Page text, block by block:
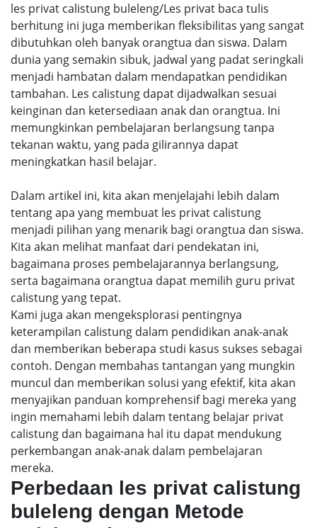
les privat calistung buleleng/Les privat baca tulis
berhitung ini juga memberikan fleksibilitas yang sangat
dibutuhkan oleh banyak orangtua dan siswa. Dalam
dunia yang semakin sibuk, jadwal yang padat seringkali
menjadi hambatan dalam mendapatkan pendidikan
tambahan. Les calistung dapat dijadwalkan sesuai
keinginan dan ketersediaan anak dan orangtua. Ini
memungkinkan pembelajaran berlangsung tanpa
tekanan waktu, yang pada gilirannya dapat
meningkatkan hasil belajar.
Dalam artikel ini, kita akan menjelajahi lebih dalam
tentang apa yang membuat les privat calistung
menjadi pilihan yang menarik bagi orangtua dan siswa.
Kita akan melihat manfaat dari pendekatan ini,
bagaimana proses pembelajarannya berlangsung,
serta bagaimana orangtua dapat memilih guru privat
calistung yang tepat.
Kami juga akan mengeksplorasi pentingnya
keterampilan calistung dalam pendidikan anak-anak
dan memberikan beberapa studi kasus sukses sebagai
contoh. Dengan membahas tantangan yang mungkin
muncul dan memberikan solusi yang efektif, kita akan
menyajikan panduan komprehensif bagi mereka yang
ingin memahami lebih dalam tentang belajar privat
calistung dan bagaimana hal itu dapat mendukung
perkembangan anak-anak dalam pembelajaran
mereka.
Perbedaan les privat calistung
buleleng dengan Metode